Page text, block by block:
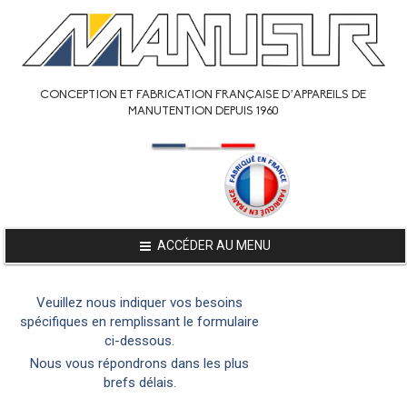
CONCEPTION ET FABRICATION FRANÇAISE D’APPAREILS DE
MANUTENTION DEPUIS 1960
ACCÉDER AU MENU
Veuillez nous indiquer vos besoins
spécifiques en remplissant le formulaire
ci-dessous.
Nous vous répondrons dans les plus
brefs délais.